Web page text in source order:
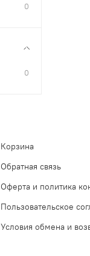
0
0
Корзина
Обратная связь
Оферта и политика
Пользовательское
Условия обмена и